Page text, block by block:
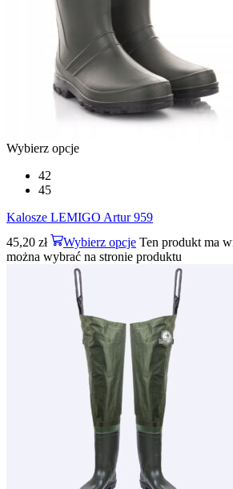
Wybierz opcje
42
45
Kalosze LEMIGO Artur 959
45,20 zł Wybierz opcje Ten produkt ma
można wybrać na stronie produktu